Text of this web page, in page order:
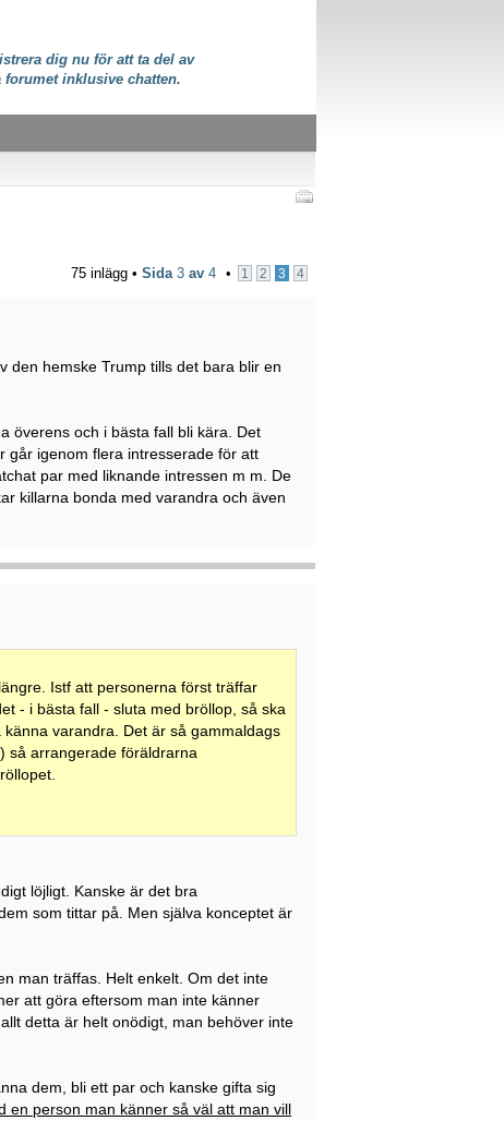
dig nu för att ta del av
forumet inklusive chatten.
75 inlägg • Sida 3 av 4 • 1 2 3 4
den hemske Trump tills det bara blir en
överens och i bästa fall bli kära. Det
går igenom flera intresserade för att
par med liknande intressen m m. De
killarna bonda med varandra och även
Istf att personerna först träffar
- i bästa fall - sluta med bröllop, så ska
varandra. Det är så gammaldags
så arrangerade föräldrarna
löjligt. Kanske är det bra
som tittar på. Men själva konceptet är
man träffas. Helt enkelt. Om det inte
att göra eftersom man inte känner
detta är helt onödigt, man behöver inte
dem, bli ett par och kanske gifta sig
en person man känner så väl att man vill